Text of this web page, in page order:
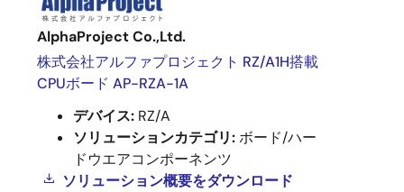
AlphaProject Co.,Ltd.
株式会社アルファプロジェクト RZ/A1H搭載
CPUボード AP-RZA-1A
デバイス: RZ/A
ソリューションカテゴリ:ボード/ハー
ドウエアコンポーネンツ
ソリューション概要をダウンロード